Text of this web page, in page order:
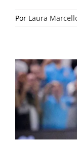
Por Laura